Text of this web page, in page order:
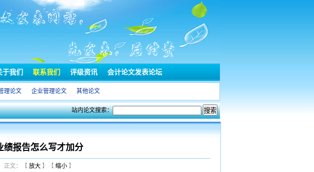
于我们 联系我们 评级资讯 会计论文发表论坛
理论文 企业管理论文 其他论文
站内论文搜索：
绩报告怎么写才加分
文：【 放大 】【 缩小 】